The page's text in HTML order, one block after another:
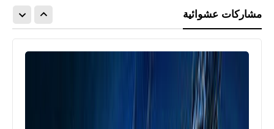
مشاركات عشوائية